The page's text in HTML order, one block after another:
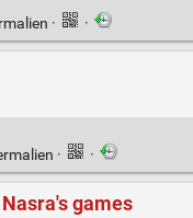
· ·
· ·
games